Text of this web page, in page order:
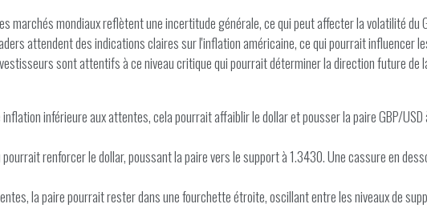
mondiaux reflètent une incertitude générale, ce qui peut affecter la volatilité du
attendent des indications claires sur l'inflation américaine, ce qui pourrait influencer
sont attentifs à ce niveau critique qui pourrait déterminer la direction future de
inférieure aux attentes, cela pourrait affaiblir le dollar et pousser la paire GBP/
renforcer le dollar, poussant la paire vers le support à 1.3430. Une cassure en
la paire pourrait rester dans une fourchette étroite, oscillant entre les niveaux de